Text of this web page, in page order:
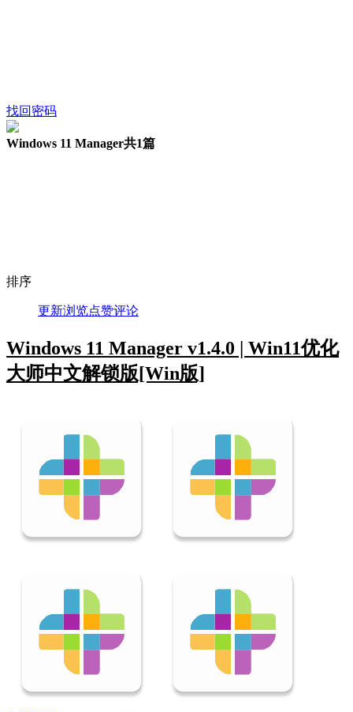
找回密码
Windows 11 Manager共1篇
排序
更新浏览点赞评论
Windows 11 Manager v1.4.0 | Win11优化
大师中文解锁版[Win版]